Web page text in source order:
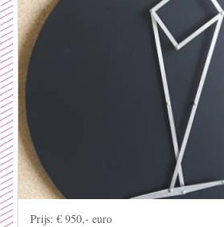
Prijs: € 950,- euro